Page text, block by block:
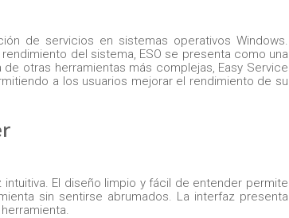
de servicios en sistemas operativos Windows.
del sistema, ESO se presenta como una
otras herramientas más complejas, Easy Service
a los usuarios mejorar el rendimiento de su
El diseño limpio y fácil de entender permite
sin sentirse abrumados. La interfaz presenta